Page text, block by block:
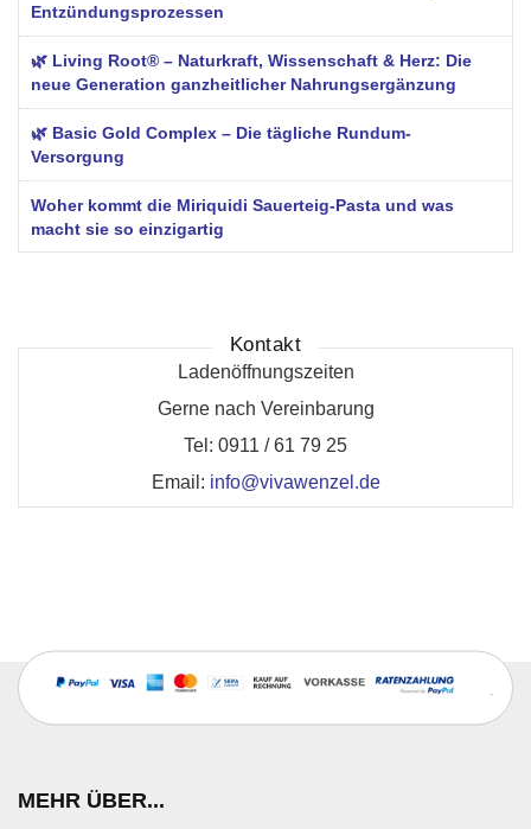
Entzündungsprozessen
🌿 Living Root® – Naturkraft, Wissenschaft & Herz: Die
neue Generation ganzheitlicher Nahrungsergänzung
🌿 Basic Gold Complex – Die tägliche Rundum-
Versorgung
Woher kommt die Miriquidi Sauerteig-Pasta und was
macht sie so einzigartig
Kontakt
Ladenöffnungszeiten
Gerne nach Vereinbarung
Tel: 0911 / 61 79 25
Email: info@vivawenzel.de
MEHR ÜBER...